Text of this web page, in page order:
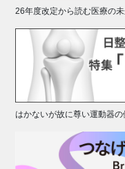
26年度改定から読む医療の
はかないが故に尊い運動器の